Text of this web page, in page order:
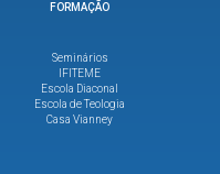
FORMAÇÃO
Seminários
IFITEME
Escola Diaconal
Escola de Teologia
Casa Vianney